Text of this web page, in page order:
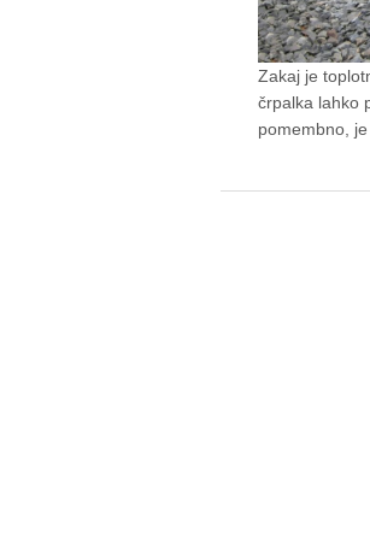
Zakaj je
črpalka lahko
pomembno,